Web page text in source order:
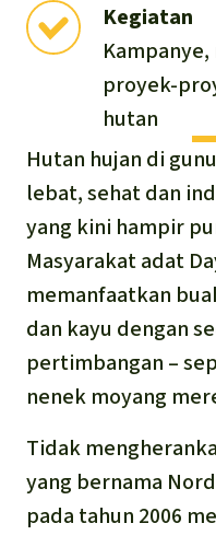
Kayu
Kegiatan
proyek-
hutan
Hutan hujan di
lebat, sehat dan
yang kini hampir
Masyarakat adat
memanfaatkan
dan kayu dengan
pertimbangan –
nenek moyang
Tidak
yang bernama
pada tahun 2006